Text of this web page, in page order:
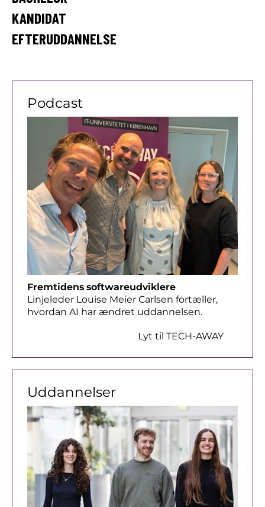
IT-
PÅ
ITU
KANDIDAT
EFTERUDDANNELSE
Podcast
Fremtidens softwareudviklere
Linjeleder Louise Meier Carlsen fortæller,
hvordan AI har ændret uddannelsen.
Lyt til TECH-AWAY
Uddannelser